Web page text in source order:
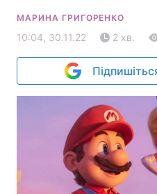
МАРИНА ГРИГОРЕНКО
10:04, 30.11.22 2 хв.